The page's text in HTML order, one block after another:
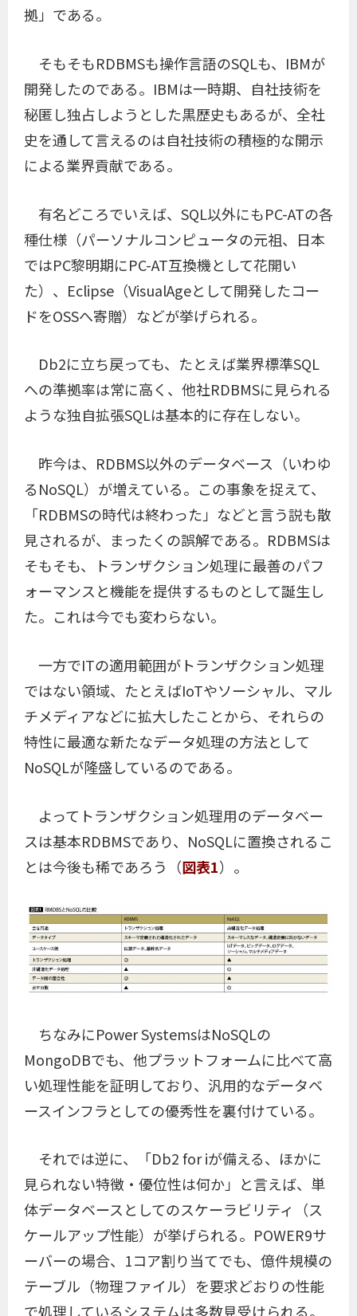
拠」である。
そもそもRDBMSも操作言語のSQLも、IBMが
開発したのである。IBMは一時期、自社技術を
秘匿し独占しようとした黒歴史もあるが、全社
史を通して言えるのは自社技術の積極的な開示
による業界貢献である。
有名どころでいえば、SQL以外にもPC-ATの各
種仕様（パーソナルコンピュータの元祖、日本
ではPC黎明期にPC-AT互換機として花開い
た）、Eclipse（VisualAgeとして開発したコー
ドをOSSへ寄贈）などが挙げられる。
Db2に立ち戻っても、たとえば業界標準SQL
への準拠率は常に高く、他社RDBMSに見られる
ような独自拡張SQLは基本的に存在しない。
昨今は、RDBMS以外のデータベース（いわゆ
るNoSQL）が増えている。この事象を捉えて、
「RDBMSの時代は終わった」などと言う説も散
見されるが、まったくの誤解である。RDBMSは
そもそも、トランザクション処理に最善のパフ
ォーマンスと機能を提供するものとして誕生し
た。これは今でも変わらない。
一方でITの適用範囲がトランザクション処理
ではない領域、たとえばIoTやソーシャル、マル
チメディアなどに拡大したことから、それらの
特性に最適な新たなデータ処理の方法として
NoSQLが隆盛しているのである。
よってトランザクション処理用のデータベー
スは基本RDBMSであり、NoSQLに置換されるこ
とは今後も稀であろう（図表1）。
ちなみにPower SystemsはNoSQLの
MongoDBでも、他プラットフォームに比べて高
い処理性能を証明しており、汎用的なデータベ
ースインフラとしての優秀性を裏付けている。
それでは逆に、「Db2 for iが備える、ほかに
見られない特徴・優位性は何か」と言えば、単
体データベースとしてのスケーラビリティ（ス
ケールアップ性能）が挙げられる。POWER9サ
ーバーの場合、1コア割り当てでも、億件規模の
テーブル（物理ファイル）を要求どおりの性能
で処理しているシステムは多数見受けられる。